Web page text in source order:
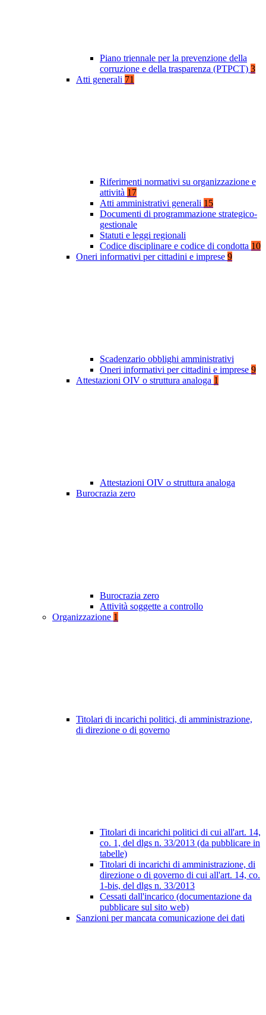
Piano triennale per la prevenzione della
corruzione e della trasparenza (PTPCT) 3
Atti generali 71
Riferimenti normativi su organizzazione e
attività 17
Atti amministrativi generali 15
Documenti di programmazione strategico-
gestionale
Statuti e leggi regionali
Codice disciplinare e codice di condotta 10
Oneri informativi per cittadini e imprese 9
Scadenzario obblighi amministrativi
Oneri informativi per cittadini e imprese 9
Attestazioni OIV o struttura analoga 1
Attestazioni OIV o struttura analoga
Burocrazia zero
Burocrazia zero
Attività soggette a controllo
Organizzazione 1
Titolari di incarichi politici, di amministrazione,
di direzione o di governo
Titolari di incarichi politici di cui all'art. 14,
co. 1, del dlgs n. 33/2013 (da pubblicare in
tabelle)
Titolari di incarichi di amministrazione, di
direzione o di governo di cui all'art. 14, co.
1-bis, del dlgs n. 33/2013
Cessati dall'incarico (documentazione da
pubblicare sul sito web)
Sanzioni per mancata comunicazione dei dati